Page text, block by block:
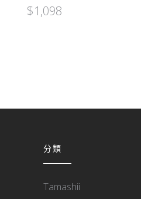
$1,098
分類
Tamashii